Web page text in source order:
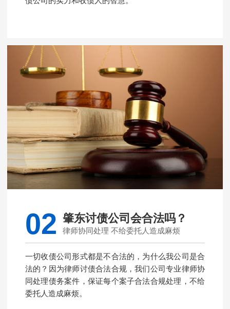
02 肇东讨债公司会合法吗？
律师协同处理 不给委托人造成麻烦
一切收债公司形式都是不合法的，为什么我公司是合
法的？因为律师讨债合法合规，我们公司专业律师协
同处理债务案件，保证每个案子合法合规处理，不给
委托人造成麻烦。